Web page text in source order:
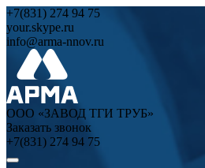
+7(831) 274 94 75
your.skype.ru
info@arma-nnov.ru
ООО «ЗАВОД ТГИ ТРУБ»
Заказать звонок
+7(831) 274 94 75